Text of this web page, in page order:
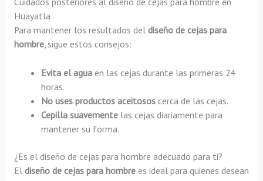
Huayatla
Para mantener los resultados del diseño de cejas para
hombre, sigue estos consejos:
Evita el agua en las cejas durante las primeras 24
horas.
No uses productos aceitosos cerca de las cejas.
Cepilla suavemente las cejas diariamente para
mantener su forma.
¿Es el diseño de cejas para hombre adecuado para ti?
El diseño de cejas para hombrees ideal para quienes desean